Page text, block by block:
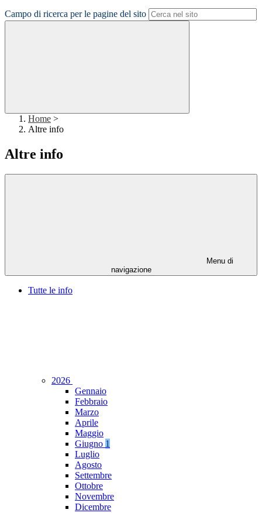
Campo di ricerca per le pagine del sito
Home >
Altre info
Altre info
Menu di
navigazione
Tutte le info
2026
Gennaio
Febbraio
Marzo
Aprile
Maggio
Giugno 1
Luglio
Agosto
Settembre
Ottobre
Novembre
Dicembre